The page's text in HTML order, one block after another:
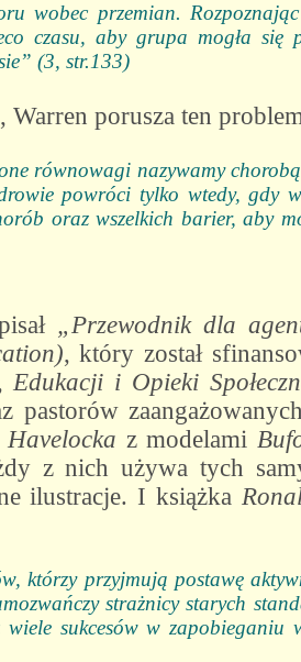
wobec przemian.
czasu, aby grupa mogła
(3, str.133)
Warren porusza ten
równowagi nazywamy
powróci tylko wtedy, gdy
oraz wszelkich barier, aby
„Przewodnik dla
, który został
i Opieki
pastorów
z modelami
z nich używa tych
ilustracje. I książka
którzy przyjmują postawę
strażnicy starych
sukcesów w zapobieganiu